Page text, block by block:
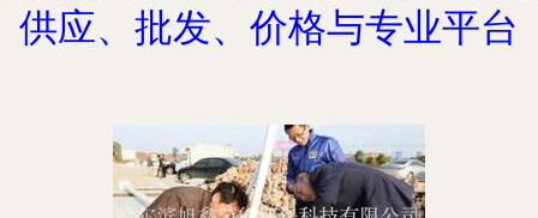
供应、批发、价格与专业平台